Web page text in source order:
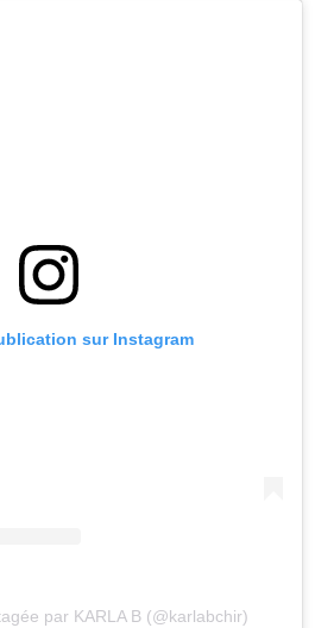
sur Instagram
par KARLA B (@karlabchir)